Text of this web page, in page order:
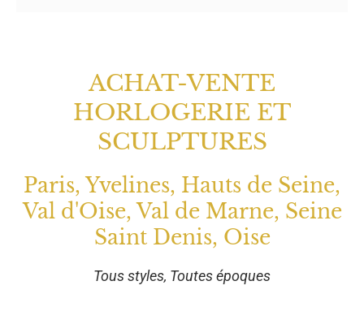
ACHAT-VENTE
HORLOGERIE ET
SCULPTURES
Paris, Yvelines, Hauts de Seine,
Val d'Oise, Val de Marne, Seine
Saint Denis, Oise
Tous styles, Toutes époques